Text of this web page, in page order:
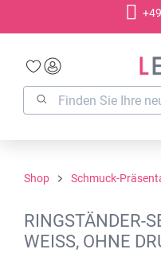
Shop Schmuck-
RINGSTÄNDER-
WEISS, OHNE